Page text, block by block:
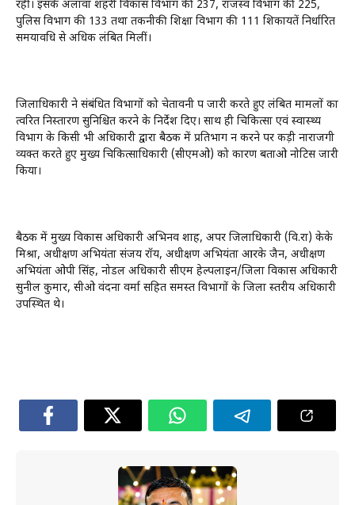
रहीं। इसके अलावा शहरी विकास विभाग की 237, राजस्व विभाग की 225,
पुलिस विभाग की 133 तथा तकनीकी शिक्षा विभाग की 111 शिकायतें निर्धारित
समयावधि से अधिक लंबित मिलीं।
जिलाधिकारी ने संबंधित विभागों को चेतावनी पत्र जारी करते हुए लंबित मामलों का
त्वरित निस्तारण सुनिश्चित करने के निर्देश दिए। साथ ही चिकित्सा एवं स्वास्थ्य
विभाग के किसी भी अधिकारी द्वारा बैठक में प्रतिभाग न करने पर कड़ी नाराजगी
व्यक्त करते हुए मुख्य चिकित्साधिकारी (सीएमओ) को कारण बताओ नोटिस जारी
किया।
बैठक में मुख्य विकास अधिकारी अभिनव शाह, अपर जिलाधिकारी (वि.रा) केके
मिश्रा, अधीक्षण अभियंता संजय रॉय, अधीक्षण अभियंता आरके जैन, अधीक्षण
अभियंता ओपी सिंह, नोडल अधिकारी सीएम हेल्पलाइन/जिला विकास अधिकारी
सुनील कुमार, सीओ वंदना वर्मा सहित समस्त विभागों के जिला स्तरीय अधिकारी
उपस्थित थे।